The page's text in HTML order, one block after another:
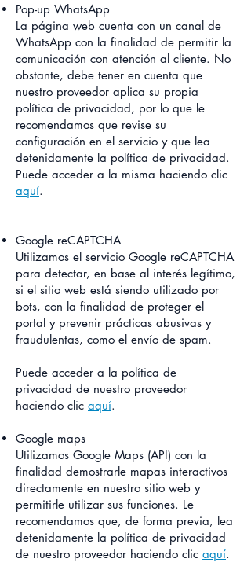
Pop-up WhatsApp
La página web cuenta con un canal de
WhatsApp con la finalidad de permitir la
comunicación con atención al cliente. No
obstante, debe tener en cuenta que
nuestro proveedor aplica su propia
política de privacidad, por lo que le
recomendamos que revise su
configuración en el servicio y que lea
detenidamente la política de privacidad.
Puede acceder a la misma haciendo clic
aquí.
Google reCAPTCHA
Utilizamos el servicio Google reCAPTCHA
para detectar, en base al interés legítimo,
si el sitio web está siendo utilizado por
bots, con la finalidad de proteger el
portal y prevenir prácticas abusivas y
fraudulentas, como el envío de spam.
Puede acceder a la política de
privacidad de nuestro proveedor
haciendo clic aquí.
Google maps
Utilizamos Google Maps (API) con la
finalidad demostrarle mapas interactivos
directamente en nuestro sitio web y
permitirle utilizar sus funciones. Le
recomendamos que, de forma previa, lea
detenidamente la política de privacidad
de nuestro proveedor haciendo clic aquí.